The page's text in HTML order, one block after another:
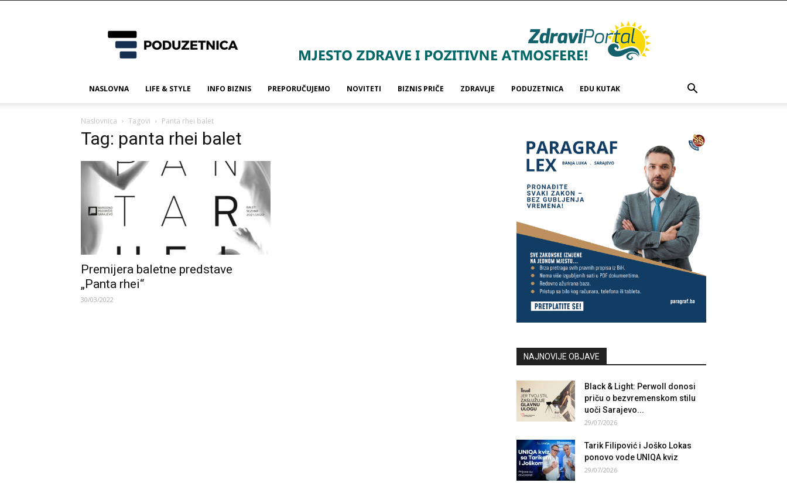
NASLOVNA LIFE & STYLE INFO BIZNIS PREPORUČUJEMO NOVITETI BIZNIS PRIČE ZDRAVLJE PODUZETNICA EDU KUTAK
Naslovnica Tagovi Panta rhei balet
Tag: panta rhei balet
Premijera baletne predstave
„Panta rhei“
30/03/2022
NAJNOVIJE OBJAVE
Black & Light: Perwoll donosi
priču o bezvremenskom stilu
uoči Sarajevo...
29/07/2026
Tarik Filipović i Joško Lokas
ponovo vode UNIQA kviz
29/07/2026